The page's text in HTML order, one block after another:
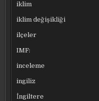
iklim
iklim değişikliği
ilçeler
IMF:
inceleme
ingiliz
İngiltere